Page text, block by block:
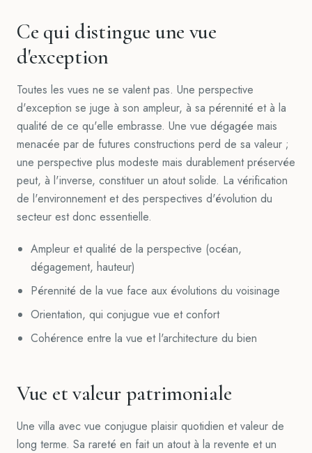
Ce qui distingue une vue
d'exception
Toutes les vues ne se valent pas. Une perspective
d'exception se juge à son ampleur, à sa pérennité et à la
qualité de ce qu'elle embrasse. Une vue dégagée mais
menacée par de futures constructions perd de sa valeur ;
une perspective plus modeste mais durablement préservée
peut, à l'inverse, constituer un atout solide. La vérification
de l'environnement et des perspectives d'évolution du
secteur est donc essentielle.
Ampleur et qualité de la perspective (océan,
dégagement, hauteur)
Pérennité de la vue face aux évolutions du voisinage
Orientation, qui conjugue vue et confort
Cohérence entre la vue et l'architecture du bien
Vue et valeur patrimoniale
Une villa avec vue conjugue plaisir quotidien et valeur de
long terme. Sa rareté en fait un atout à la revente et un